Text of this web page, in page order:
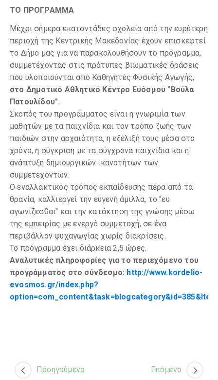
ΤΟ ΠΡΟΓΡΑΜΜΑ
Μέχρι σήμερα εκατοντάδες σχολεία από την ευρύτερη
περιοχή της Κεντρικής Μακεδονίας έχουν επισκεφτεί
το Δήμο μας για να παρακολουθήσουν το πρόγραμμα,
συμμετέχοντας στις πρότυπες βιωματικές δράσεις
που υλοποιούνται από Καθηγητές Φυσικής Αγωγής,
στο Δημοτικό Αθλητικό Κέντρο Ευόσμου "Βούλα
Πατουλίδου".
Σκοπός του προγράμματος είναι η γνωριμία των
μαθητών με τα παιχνίδια και τον τρόπο ζωής των
παιδιών στην αρχαιότητα, η εξέλιξή τους μέσα στο
χρόνο, η σύγκριση με τα σύγχρονα παιχνίδια και η
ανάπτυξη δημιουργικών ικανοτήτων των
συμμετεχόντων.
Ο εναλλακτικός τρόπος εκπαίδευσης πέρα από τα
θρανία, καλλιεργεί την ευγενή άμιλλα, το "ευ
αγωνίζεσθαι" και την κατάκτηση της γνώσης μέσω
της εμπειρίας με ενεργό συμμετοχή, σε ένα
περιβάλλον ψυχαγωγίας χωρίς διακρίσεις.
Το πρόγραμμα έχει διάρκεια 2,5 ώρες.
Αναλυτικές πληροφορίες για το περιεχόμενο του
προγράμματος στο σύνδεσμο: http://www.kordelio-
evosmos.gr/index.php?
Προηγούμενο Επόμενο